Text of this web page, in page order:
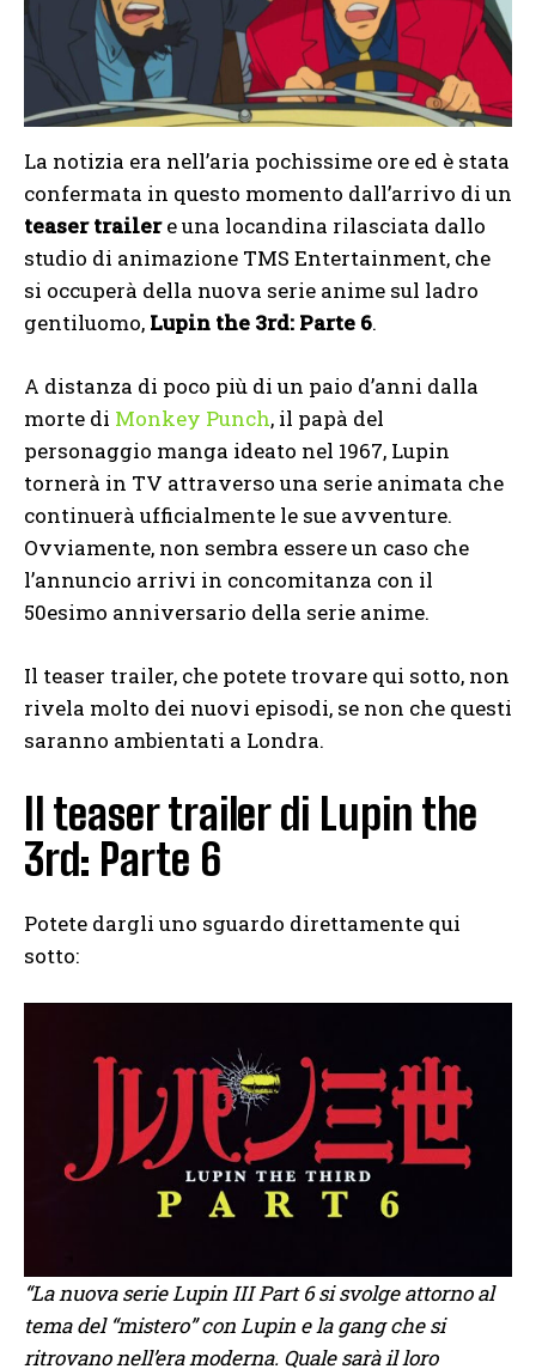
La notizia era nell’aria pochissime ore ed è stata
confermata in questo momento dall’arrivo di un
teaser trailere una locandina rilasciata dallo
studio di animazione TMS Entertainment, che
si occuperà della nuova serie anime sul ladro
gentiluomo, Lupin the 3rd: Parte 6.
A distanza di poco più di un paio d’anni dalla
morte di Monkey Punch, il papà del
personaggio manga ideato nel 1967, Lupin
tornerà in TV attraverso una serie animata che
continuerà ufficialmente le sue avventure.
Ovviamente, non sembra essere un caso che
l’annuncio arrivi in concomitanza con il
50esimo anniversario della serie anime.
Il teaser trailer, che potete trovare qui sotto, non
rivela molto dei nuovi episodi, se non che questi
saranno ambientati a Londra.
Il teaser trailer di Lupin the
3rd: Parte 6
Potete dargli uno sguardo direttamente qui
sotto:
“La nuova serie Lupin III Part 6 si svolge attorno al
tema del “mistero” con Lupin e la gang che si
ritrovano nell’era moderna. Quale sarà il loro